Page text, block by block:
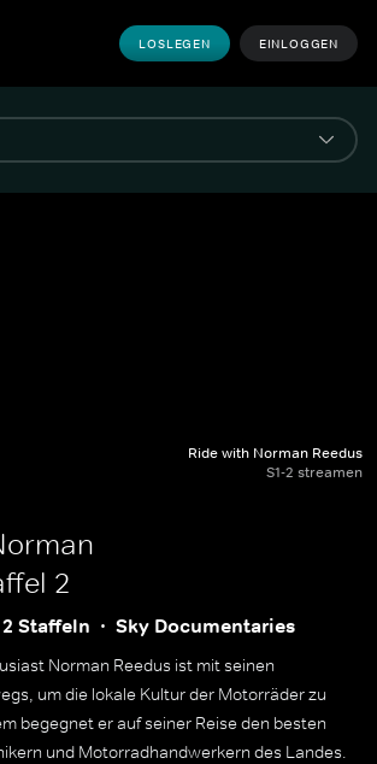
LOSLEGEN EINLOGGEN
Ride with Norman Reedus
S1-2 streamen
2
2 Staffeln Sky Documentaries
Norman Reedus ist mit seinen
um die lokale Kultur der Motorräder zu
begegnet er auf seiner Reise den besten
und Motorradhandwerkern des Landes.